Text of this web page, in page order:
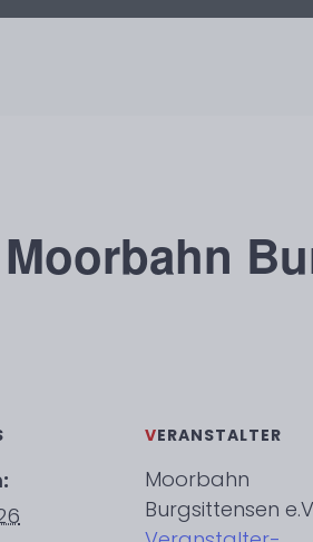
VERANSTALTER
Moorbahn
Burgsittensen